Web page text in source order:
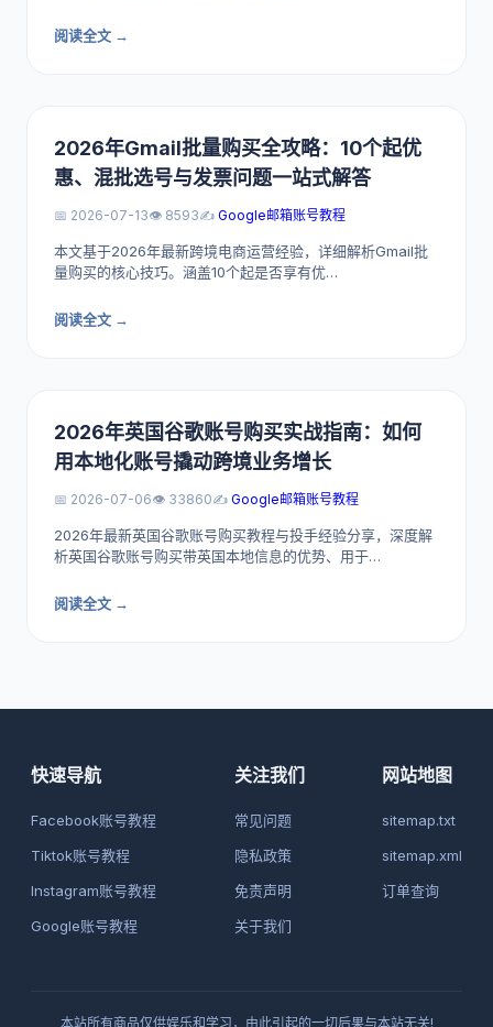
阅读全文 →
2026年Gmail批量购买全攻略：10个起优
惠、混批选号与发票问题一站式解答
📅 2026-07-13👁️ 8593✍️ Google邮箱账号教程
本文基于2026年最新跨境电商运营经验，详细解析Gmail批
量购买的核心技巧。涵盖10个起是否享有优…
阅读全文 →
2026年英国谷歌账号购买实战指南：如何
用本地化账号撬动跨境业务增长
📅 2026-07-06👁️ 33860✍️ Google邮箱账号教程
2026年最新英国谷歌账号购买教程与投手经验分享，深度解
析英国谷歌账号购买带英国本地信息的优势、用于…
阅读全文 →
快速导航
Facebook账号教程
Tiktok账号教程
Instagram账号教程
Google账号教程
关注我们
常见问题
隐私政策
免责声明
关于我们
网站地图
sitemap.txt
sitemap.xml
订单查询
本站所有商品仅供娱乐和学习，由此引起的一切后果与本站无关!